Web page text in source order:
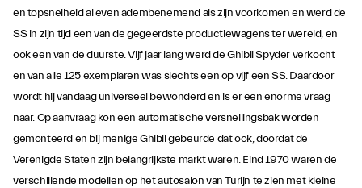
en topsnelheid al even adembenemend als zijn voorkomen en werd de
SS in zijn tijd een van de gegeerdste productiewagens ter wereld, en
ook een van de duurste. Vijf jaar lang werd de Ghibli Spyder verkocht
en van alle 125 exemplaren was slechts een op vijf een SS. Daardoor
wordt hij vandaag universeel bewonderd en is er een enorme vraag
naar. Op aanvraag kon een automatische versnellingsbak worden
gemonteerd en bij menige Ghibli gebeurde dat ook, doordat de
Verenigde Staten zijn belangrijkste markt waren. Eind 1970 waren de
verschillende modellen op het autosalon van Turijn te zien met kleine